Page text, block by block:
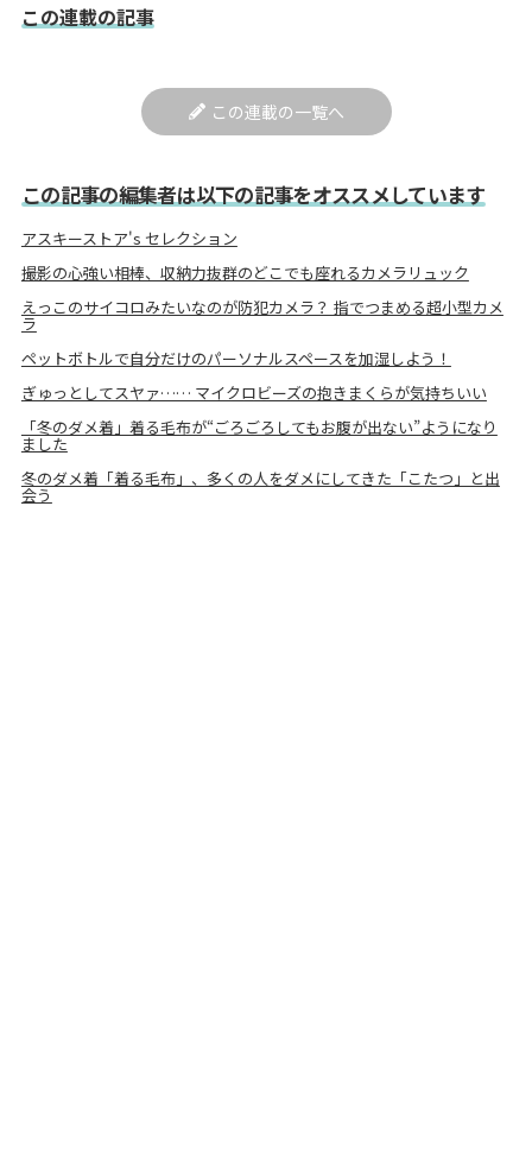
この連載の記事
この連載の一覧へ
この記事の編集者は以下の記事をオススメしています
アスキーストア's セレクション
撮影の心強い相棒、収納力抜群のどこでも座れるカメラリュック
えっこのサイコロみたいなのが防犯カメラ？ 指でつまめる超小型カメ
ラ
ペットボトルで自分だけのパーソナルスペースを加湿しよう！
ぎゅっとしてスヤァ…… マイクロビーズの抱きまくらが気持ちいい
「冬のダメ着」着る毛布が“ごろごろしてもお腹が出ない”ようになり
ました
冬のダメ着「着る毛布」、多くの人をダメにしてきた「こたつ」と出
会う